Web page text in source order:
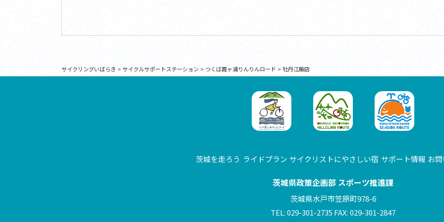
サイクリングいばらき >サイクルサポートステーション>つくば霞ヶ浦りんりんロード > 牡丹江飯店
茨城を走ろう ライドプラン サイクリストにやさしい宿 サポート情報 お
茨城県政策企画部 スポーツ推進課
茨城県水戸市笠原町978-6
TEL: 029-301-2735 FAX: 029-301-2847